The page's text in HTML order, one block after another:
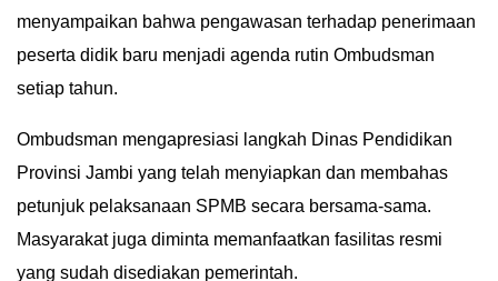
menyampaikan bahwa pengawasan terhadap penerimaan
peserta didik baru menjadi agenda rutin Ombudsman
setiap tahun.
Ombudsman mengapresiasi langkah Dinas Pendidikan
Provinsi Jambi yang telah menyiapkan dan membahas
petunjuk pelaksanaan SPMB secara bersama-sama.
Masyarakat juga diminta memanfaatkan fasilitas resmi
yang sudah disediakan pemerintah.